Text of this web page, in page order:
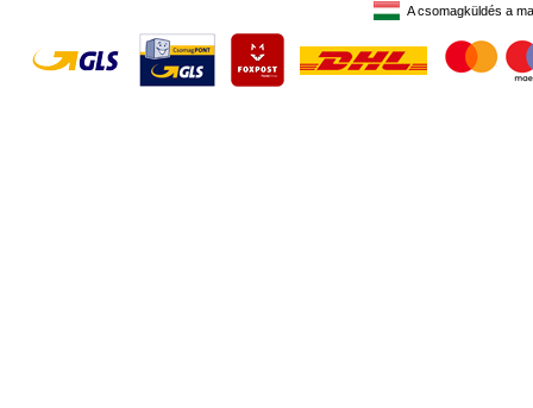
A csomagküldés a